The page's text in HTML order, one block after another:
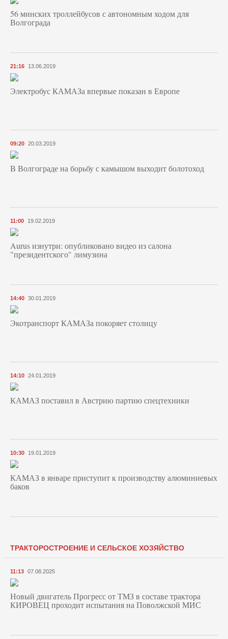
56 минских троллейбусов с автономным ходом для
Волгограда
21:16 13.06.2019
Электробус КАМАЗа впервые показан в Европе
09:20 20.03.2019
В Волгограде на борьбу с камышом выходит болотоход
11:00 19.02.2019
Aurus изнутри: опубликовано видео из салона
"президентского" лимузина
14:40 30.01.2019
Экотранспорт КАМАЗа покоряет столицу
14:10 24.01.2019
КАМАЗ поставил в Австрию партию спецтехники
10:30 19.01.2019
КАМАЗ в январе приступит к производству алюминиевых
баков
ТРАКТОРОСТРОЕНИЕ И СЕЛЬСКОЕ ХОЗЯЙСТВО
11:13 07.08.2025
Новый двигатель Прогресс от ТМЗ в составе трактора
КИРОВЕЦ проходит испытания на Поволжской МИС